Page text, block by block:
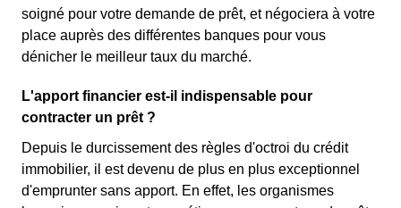
soigné pour votre demande de prêt, et négociera à votre
place auprès des différentes banques pour vous
dénicher le meilleur taux du marché.
L'apport financier est-il indispensable pour
contracter un prêt ?
Depuis le durcissement des règles d'octroi du crédit
immobilier, il est devenu de plus en plus exceptionnel
d'emprunter sans apport. En effet, les organismes